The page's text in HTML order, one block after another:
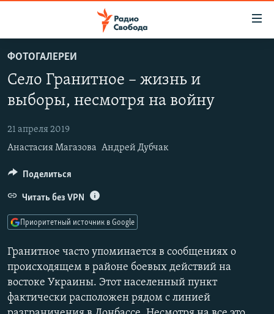
упрощенного
доступа
Вернуться
содержанию
Вернутся
главной
навигации
Вернутся
ПОДКАСТЫ
АВТОРСКИЕ ПРОЕКТЫ
ЦИТАТЫ СВОБОДЫ
МНЕНИЯ
КУЛЬТУРА
IDEL.РЕАЛИИ
КАВКАЗ.РЕАЛИИ
СИБИРЬ.РЕАЛИИ
РАСПИСАНИЕ ВЕЩАНИЯ
ПОДПИШИТЕСЬ НА РАССЫЛКУ
ФОТОГАЛЕРЕИ
Село Гранитное – жизнь и
выборы, несмотря на войну
21 апреля 2019
Анастасия Магазова Андрей Дубчак
Гранитное часто упоминается в сообщениях о
происходящем в районе боевых действий на
востоке Украины. Этот населенный пункт
фактически расположен рядом с линией
Поделиться
Читать без VPN
Приоритетный источник в Google